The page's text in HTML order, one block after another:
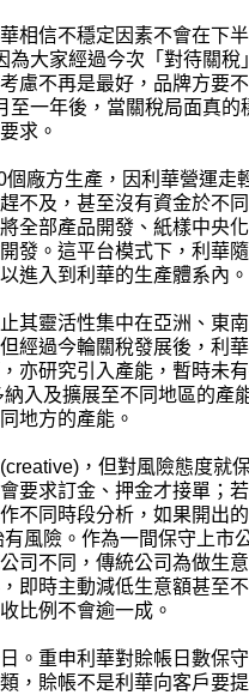
相信不穩定因素不會在下半
大家經過今次「對待關稅
慮不再是最好，品牌方要
一年後，當關稅局面真的
求。
廠方生產，因利華營運走
不及，甚至沒有資金於不
全部產品開發、紙樣中央
發。這平台模式下，利華
進入到利華的生產體系內。
其靈活性集中在亞洲、東
經過今輪關稅發展後，利
亦研究引入產能，暫時未
入及擴展至不同地區的產
地方的產能。
，但對風險態度就
要求訂金、押金才接單；
不同時段分析，如果開出
風險。作為一間保守上市
司不同，傳統公司為做生
即時主動減低生意額甚至
比例不會逾一成。
。重申利華對賒帳日數保
，賒帳不是利華向客戶要